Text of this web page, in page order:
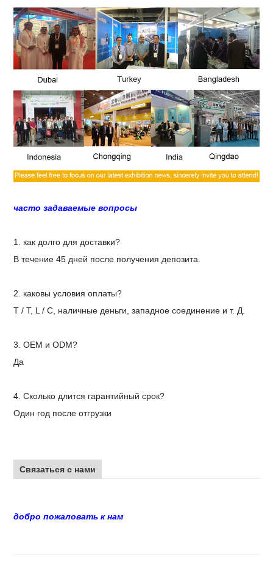
часто задаваемые вопросы
1. как долго для доставки?
В течение 45 дней после получения депозита.
2. каковы условия оплаты?
T / T, L / C, наличные деньги, западное соединение и т. Д.
3. OEM и ODM?
Да
4. Сколько длится гарантийный срок?
Один год после отгрузки
Связаться с нами
добро пожаловать к нам